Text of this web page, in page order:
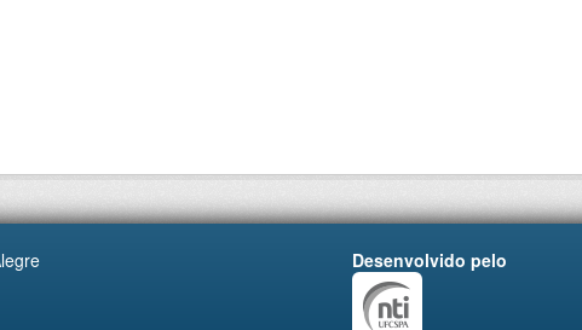
Desenvolvido pelo